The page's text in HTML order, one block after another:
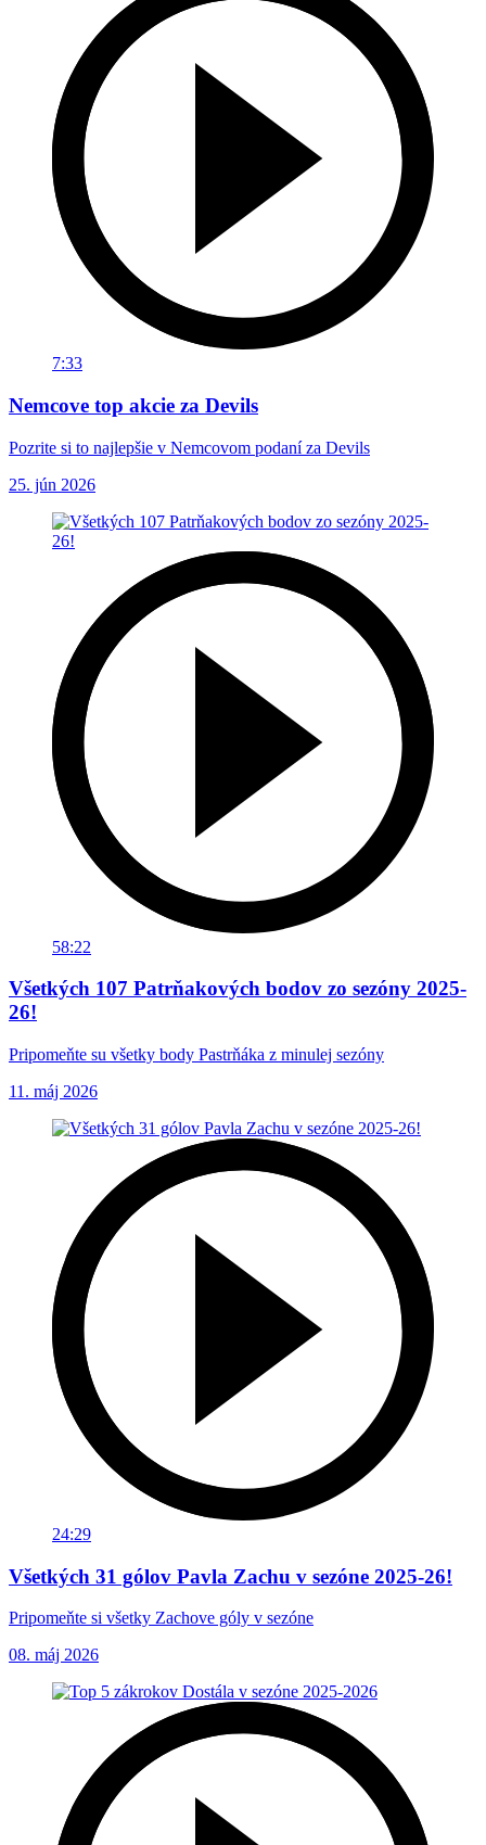
7:33
Nemcove top akcie za Devils
Pozrite si to najlepšie v Nemcovom podaní za Devils
25. jún 2026
58:22
Všetkých 107 Patrňakových bodov zo sezóny 2025-
26!
Pripomeňte su všetky body Pastrňáka z minulej sezóny
11. máj 2026
24:29
Všetkých 31 gólov Pavla Zachu v sezóne 2025-26!
Pripomeňte si všetky Zachove góly v sezóne
08. máj 2026